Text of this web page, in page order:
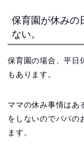
保育園が休みの
ない。
保育園の場合、平日
もあります。
ママの休み事情はあ
をしないのでパパの
ます。